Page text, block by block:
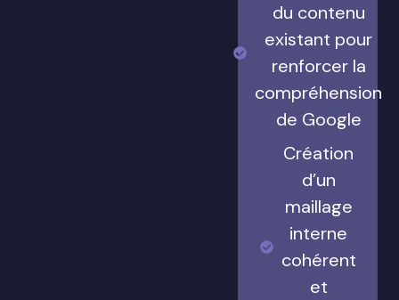
du contenu
existant pour
renforcer la
compréhension
de Google
Création
d’un
maillage
interne
cohérent
et